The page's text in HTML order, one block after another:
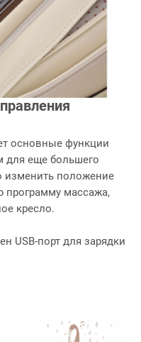
основные функции
для еще большего
положение
программу массажа,
кресло.
USB-порт для зарядки